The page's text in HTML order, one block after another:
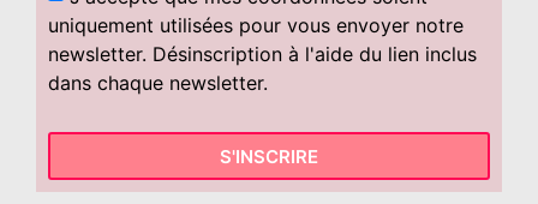
uniquement utilisées pour vous envoyer notre
newsletter. Désinscription à l'aide du lien inclus
dans chaque newsletter.
S'INSCRIRE